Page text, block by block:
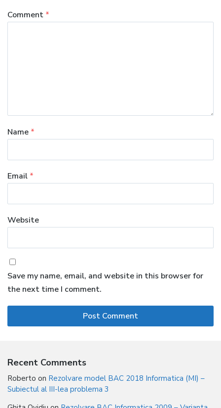
Comment *
Name *
Email *
Website
Save my name, email, and website in this browser for
the next time I comment.
Recent Comments
Roberto on Rezolvare model BAC 2018 Informatica (MI) –
Subiectul al III-lea problema 3